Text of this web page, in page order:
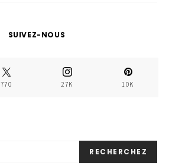
SUIVEZ-NOUS
770 27K 10K
RECHERCHEZ